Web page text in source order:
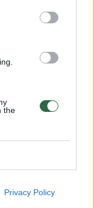
the
Privacy Policy
smūgius, kai
etapą,
prieš jį...
sunku žaisti.
visus tuos
kontakto prieš
kai
tave. Tu su